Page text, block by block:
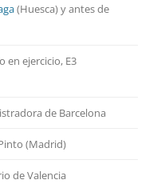
(Huesca) y antes de
en ejercicio, E3
de Barcelona
(Madrid)
de Valencia